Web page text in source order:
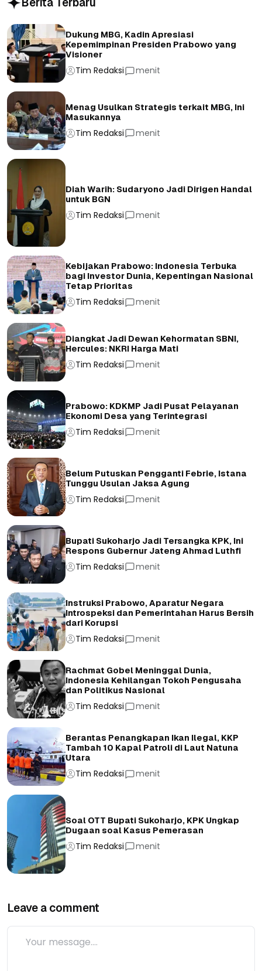
Dukung MBG, Kadin Apresiasi
Kepemimpinan Presiden Prabowo yang
Visioner
Tim Redaksi menit
Menag Usulkan Strategis terkait MBG, Ini
Masukannya
Tim Redaksi menit
Diah Warih: Sudaryono Jadi Dirigen Handal
untuk BGN
Tim Redaksi menit
Kebijakan Prabowo: Indonesia Terbuka
bagi Investor Dunia, Kepentingan Nasional
Tetap Prioritas
Tim Redaksi menit
Diangkat Jadi Dewan Kehormatan SBNI,
Hercules: NKRI Harga Mati
Tim Redaksi menit
Prabowo: KDKMP Jadi Pusat Pelayanan
Ekonomi Desa yang Terintegrasi
Tim Redaksi menit
Belum Putuskan Pengganti Febrie, Istana
Tunggu Usulan Jaksa Agung
Tim Redaksi menit
Bupati Sukoharjo Jadi Tersangka KPK, Ini
Respons Gubernur Jateng Ahmad Luthfi
Tim Redaksi menit
Instruksi Prabowo, Aparatur Negara
Introspeksi dan Pemerintahan Harus Bersih
dari Korupsi
Tim Redaksi menit
Rachmat Gobel Meninggal Dunia,
Indonesia Kehilangan Tokoh Pengusaha
dan Politikus Nasional
Tim Redaksi menit
Berantas Penangkapan Ikan Ilegal, KKP
Tambah 10 Kapal Patroli di Laut Natuna
Utara
Tim Redaksi menit
Soal OTT Bupati Sukoharjo, KPK Ungkap
Dugaan soal Kasus Pemerasan
Tim Redaksi menit
Leave a comment